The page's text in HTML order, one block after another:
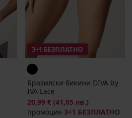
3+1 БЕЗПЛАТНО
Бразилски бикини DIVA by
IVA Lace
20,99 € (41,05 лв.)
промоция 3+1 БЕЗПЛАТНО